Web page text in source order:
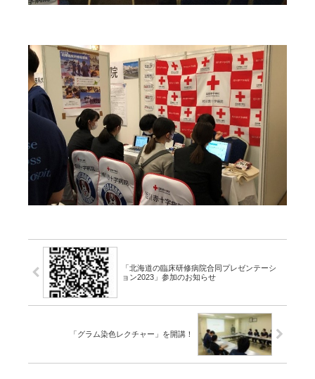
「北海道の臨床研修病院合同プレゼンテーシ
ョン2023」参加のお知らせ
「グラム染色レクチャー」を開講！